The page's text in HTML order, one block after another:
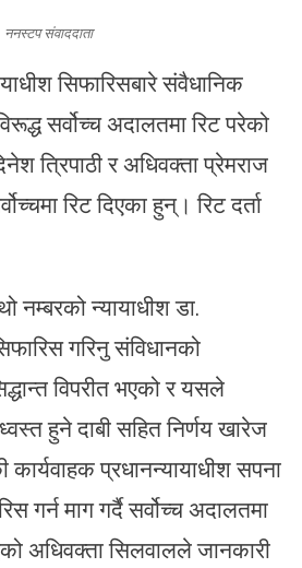
ननस्टप संवाददाता
सिफारिसबारे संवैधानिक
सर्वोच्च अदालतमा रिट परेको
त्रिपाठी र अधिवक्ता प्रेमराज
रिट दिएका हुन्। रिट दर्ता
नम्बरको न्यायाधीश डा.
गरिनु संविधानको
विपरीत भएको र यसले
हुने दाबी सहित निर्णय खारेज
कार्यवाहक प्रधानन्यायाधीश सपना
गर्न माग गर्दै सर्वोच्च अदालतमा
अधिवक्ता सिलवालले जानकारी